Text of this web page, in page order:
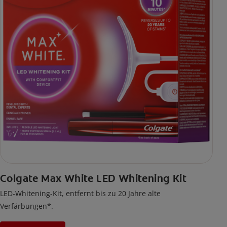
Colgate Max White LED Whitening Kit
LED-Whitening-Kit, entfernt bis zu 20 Jahre alte
Verfärbungen*.